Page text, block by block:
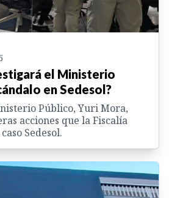
el Ministerio
en Sedesol?
Público, Yuri Mora,
acciones que la Fiscalía
Sedesol.